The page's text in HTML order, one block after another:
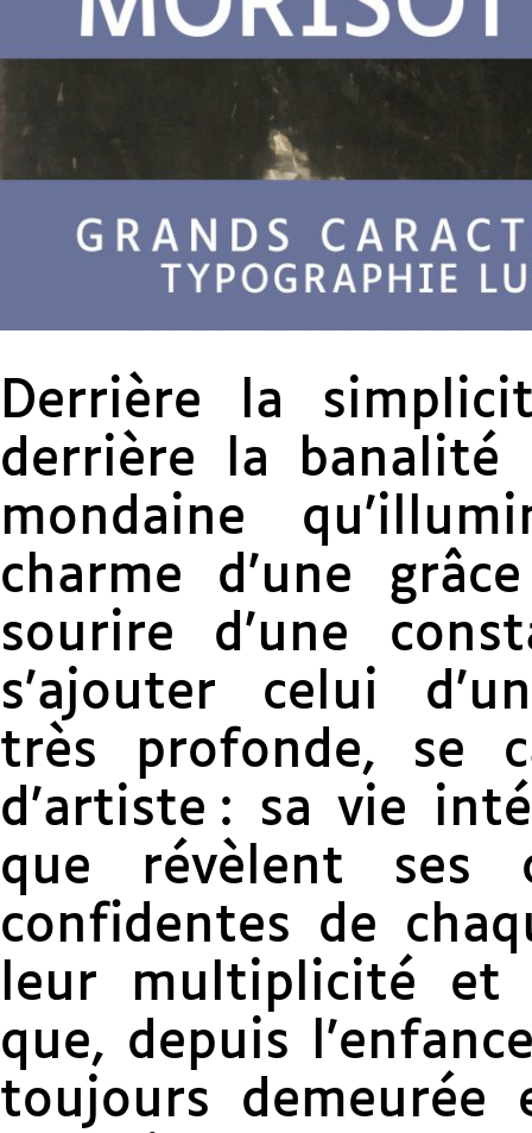
Derrière la
derrière la banalité
mondaine
charme d’une
sourire d’une
s’ajouter celui
très profonde, se
d’artiste : sa vie
que révèlent ses
confidentes de
leur multiplicité et
que, depuis
toujours demeurée